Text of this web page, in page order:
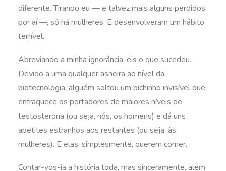
diferente. Tirando eu — e talvez mais alguns perdidos
por aí —, só há mulheres. E desenvolveram um hábito
terrível.
Abreviando a minha ignorância, eis o que sucedeu.
Devido a uma qualquer asneira ao nível da
biotecnologia, alguém soltou um bichinho invisível que
enfraquece os portadores de maiores níveis de
testosterona (ou seja, nós, os homens) e dá uns
apetites estranhos aos restantes (ou seja, às
mulheres). E elas, simplesmente, querem comer.
Contar-vos-ia a história toda, mas sinceramente, além